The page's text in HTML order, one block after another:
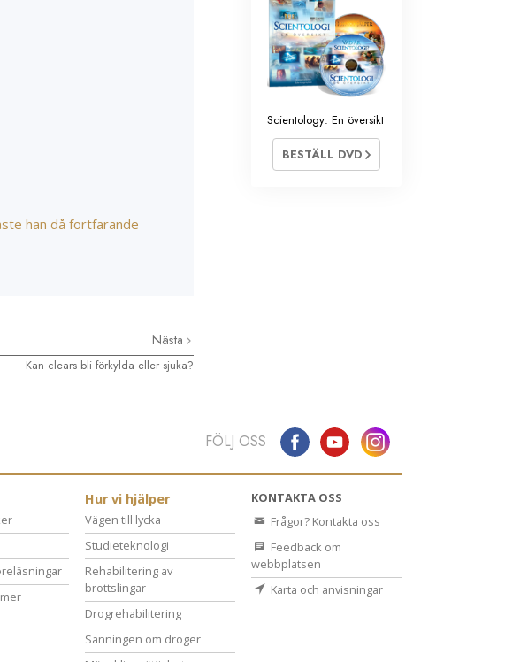
han då fortfarande
Nästa
Kan clears bli förkylda eller sjuka?
Scientology: En översikt
BESTÄLL DVD
FÖLJ OSS
Hur vi hjälper
Vägen till lycka
Studieteknologi
Rehabilitering av
brottslingar
Drogrehabilitering
Sanningen om droger
KONTAKTA OSS
Frågor? Kontakta oss
Feedback om
webbplatsen
Karta och anvisningar